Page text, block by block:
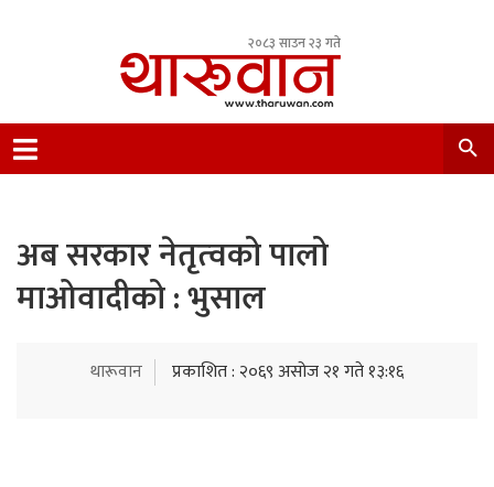
२०८३ साउन २३ गते
Nepal.
अब सरकार नेतृत्‍वको पालो
माओवादीको : भुसाल
थारूवान प्रकाशित : २०६९ असोज २१ गते १३:१६